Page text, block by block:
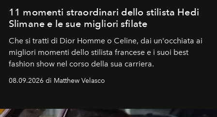
11 momenti straordinari dello stilista Hedi
Slimane e le sue migliori sfilate
Che si tratti di Dior Homme o Celine, dai un'occhiata ai
migliori momenti dello stilista francese e i suoi best
fashion show nel corso della sua carriera.
08.09.2026 di Matthew Velasco